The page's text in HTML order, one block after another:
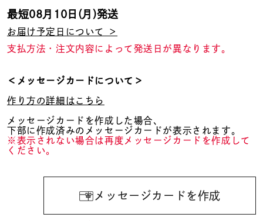
最短08月10日(月)発送
お届け予定日について ＞
支払方法・注文内容によって発送日が異なります。
＜メッセージカードについて＞
作り方の詳細はこちら
メッセージカードを作成した場合、
下部に作成済みのメッセージカードが表示されます。
※表示されない場合は再度メッセージカードを作成して
ください。
メッセージカードを作成